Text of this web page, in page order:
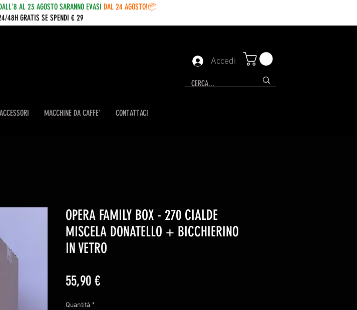
Accedi
ACCESSORI MACCHINE DA CAFFE' CONTATTACI
AL 23 AGOSTO SARANNO EVASI DAL 24 AGOSTO!📦
48H GRATIS SE SPENDI € 29
OPERA FAMILY BOX - 270 CIALDE
MISCELA DONATELLO + BICCHIERINO
IN VETRO
55,90 €Prezzo
Quantità *